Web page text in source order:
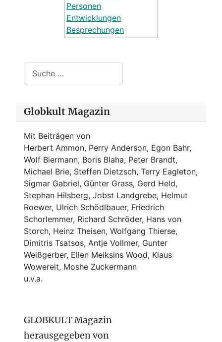
Personen
Entwicklungen
Besprechungen
Globkult Magazin
Mit Beiträgen von
Herbert Ammon, Perry Anderson, Egon Bahr,
Wolf Biermann, Boris Blaha, Peter Brandt,
Michael Brie, Steffen Dietzsch, Terry Eagleton,
Sigmar Gabriel, Günter Grass, Gerd Held,
Stephan Hilsberg, Jobst Landgrebe, Helmut
Roewer, Ulrich Schödlbauer, Friedrich
Schorlemmer, Richard Schröder, Hans von
Storch, Heinz Theisen, Wolfgang Thierse,
Dimitris Tsatsos, Antje Vollmer, Gunter
Weißgerber, Ellen Meiksins Wood, Klaus
Wowereit, Moshe Zuckermann
u.v.a.
GLOBKULT Magazin
herausgegeben von